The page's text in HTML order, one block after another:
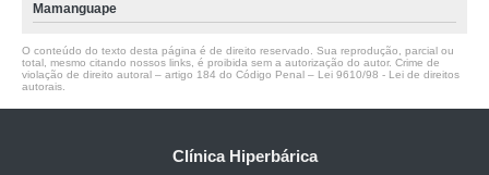
Mamanguape
O conteúdo do texto desta página é de direito reservado. Sua reprodução, parcial ou
total, mesmo citando nossos links, é proibida sem a autorização do autor. Crime de
violação de direito autoral – artigo 184 do Código Penal – Lei 9610/98 - Lei de direitos
autorais
Clínica Hiperbárica